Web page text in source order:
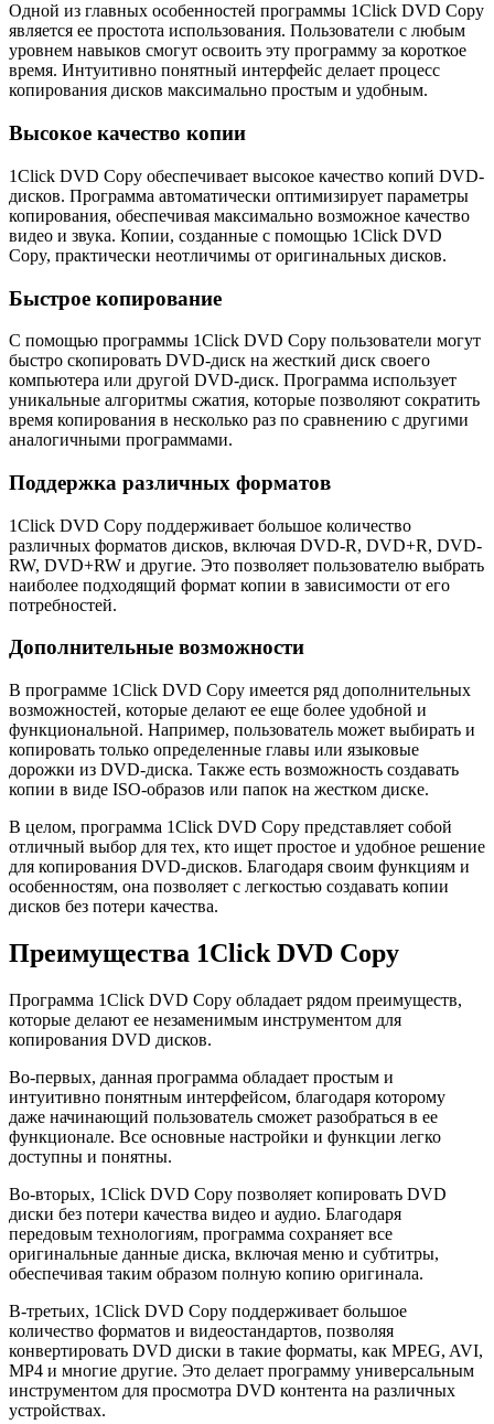
Одной из главных особенностей программы 1Click DVD Copy
является ее простота использования. Пользователи с любым
уровнем навыков смогут освоить эту программу за короткое
время. Интуитивно понятный интерфейс делает процесс
копирования дисков максимально простым и удобным.
Высокое качество копии
1Click DVD Copy обеспечивает высокое качество копий DVD-
дисков. Программа автоматически оптимизирует параметры
копирования, обеспечивая максимально возможное качество
видео и звука. Копии, созданные с помощью 1Click DVD
Copy, практически неотличимы от оригинальных дисков.
Быстрое копирование
С помощью программы 1Click DVD Copy пользователи могут
быстро скопировать DVD-диск на жесткий диск своего
компьютера или другой DVD-диск. Программа использует
уникальные алгоритмы сжатия, которые позволяют сократить
время копирования в несколько раз по сравнению с другими
аналогичными программами.
Поддержка различных форматов
1Click DVD Copy поддерживает большое количество
различных форматов дисков, включая DVD-R, DVD+R, DVD-
RW, DVD+RW и другие. Это позволяет пользователю выбрать
наиболее подходящий формат копии в зависимости от его
потребностей.
Дополнительные возможности
В программе 1Click DVD Copy имеется ряд дополнительных
возможностей, которые делают ее еще более удобной и
функциональной. Например, пользователь может выбирать и
копировать только определенные главы или языковые
дорожки из DVD-диска. Также есть возможность создавать
копии в виде ISO-образов или папок на жестком диске.
В целом, программа 1Click DVD Copy представляет собой
отличный выбор для тех, кто ищет простое и удобное решение
для копирования DVD-дисков. Благодаря своим функциям и
особенностям, она позволяет с легкостью создавать копии
дисков без потери качества.
Преимущества 1Click DVD Copy
Программа 1Click DVD Copy обладает рядом преимуществ,
которые делают ее незаменимым инструментом для
копирования DVD дисков.
Во-первых, данная программа обладает простым и
интуитивно понятным интерфейсом, благодаря которому
даже начинающий пользователь сможет разобраться в ее
функционале. Все основные настройки и функции легко
доступны и понятны.
Во-вторых, 1Click DVD Copy позволяет копировать DVD
диски без потери качества видео и аудио. Благодаря
передовым технологиям, программа сохраняет все
оригинальные данные диска, включая меню и субтитры,
обеспечивая таким образом полную копию оригинала.
В-третьих, 1Click DVD Copy поддерживает большое
количество форматов и видеостандартов, позволяя
конвертировать DVD диски в такие форматы, как MPEG, AVI,
MP4 и многие другие. Это делает программу универсальным
инструментом для просмотра DVD контента на различных
устройствах.